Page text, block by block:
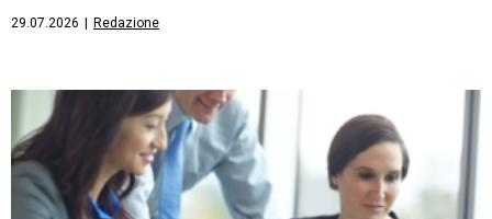
29.07.2026 Redazione